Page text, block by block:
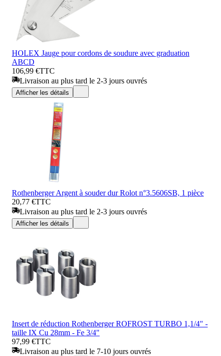
HOLEX Jauge pour cordons de soudure avec graduation
ABCD
106,99 €TTC
Livraison au plus tard le 2-3 jours ouvrés
Afficher les détails
Rothenberger Argent à souder dur Rolot n°3.5606SB, 1 pièce
20,77 €TTC
Livraison au plus tard le 2-3 jours ouvrés
Afficher les détails
Insert de réduction Rothenberger ROFROST TURBO 1,1/4" -
taille IX Cu 28mm - Fe 3/4"
97,99 €TTC
Livraison au plus tard le 7-10 jours ouvrés